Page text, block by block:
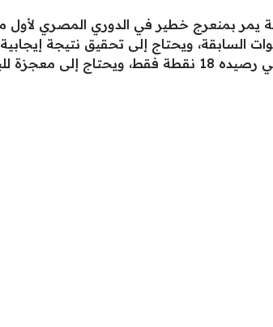
يمر بمنعرج خطير في الدوري المصري لأول
السابقة، ويحتاج إلى تحقيق نتيجة
المصري هذا الموسم.